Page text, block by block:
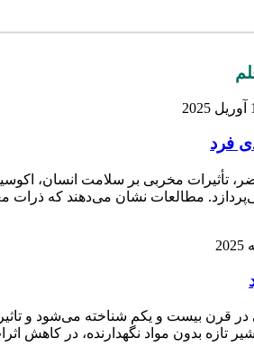
فرد
مخربی بر سلامت انسان،
قرن بیست و یکم شناخته می‌شود و
بدون مواد نگهدارنده، در کاهش